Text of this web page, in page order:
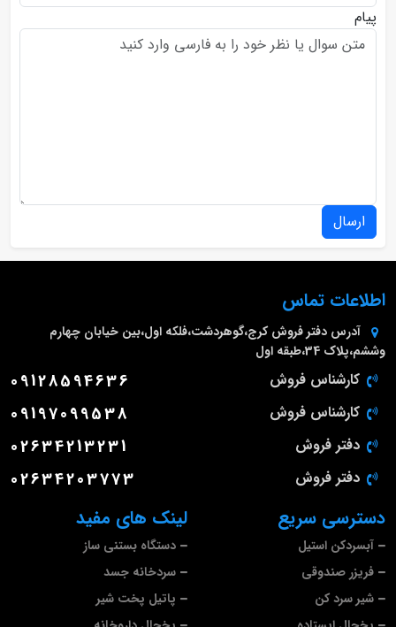
پیام
ارسال
لینک های مفید
دستگاه بستنی ساز
سردخانه جسد
پاتیل پخت شیر
دسترسی سریع
آبسردکن استیل
فریزر صندوقی
شیر سرد کن
اطلاعات تماس
آدرس دفتر فروش کرج،گوهردشت،فلکه اول،بین خیابان چهارم
وششم،پلاک 34،طبقه اول
کارشناس فروش 09128594636
کارشناس فروش 09197099538
دفتر فروش 02634213231
دفتر فروش 02634203773